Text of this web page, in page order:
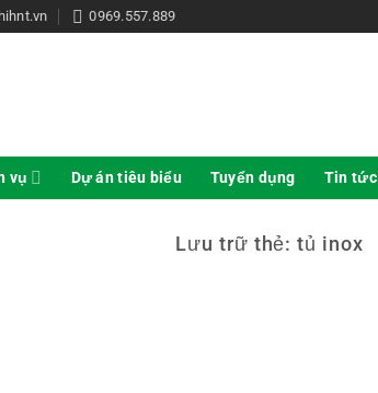
0969.557.889
vụ Dự án tiêu biểu Tuyển dụng Tin tức
Lưu trữ thẻ:tủ inox